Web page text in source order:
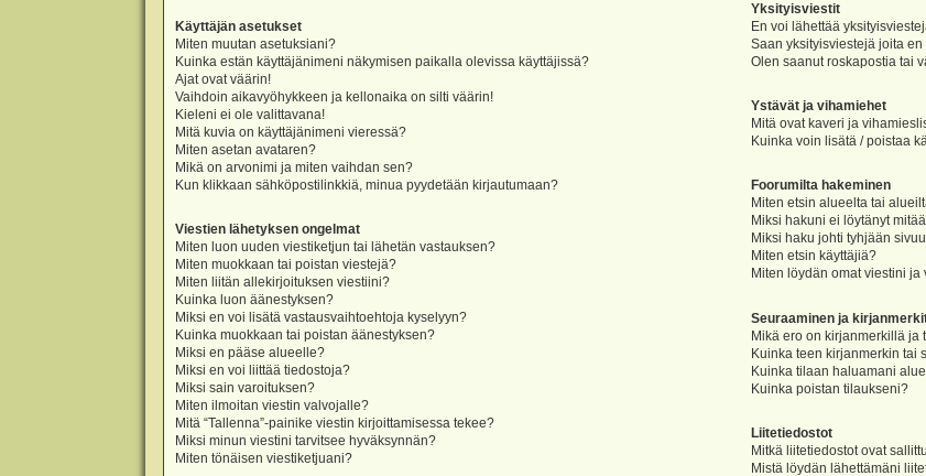
Käyttäjän asetukset
Miten muutan asetuksiani?
Kuinka estän käyttäjänimeni näkymisen paikalla olevissa käyttäjissä?
Ajat ovat väärin!
Vaihdoin aikavyöhykkeen ja kellonaika on silti väärin!
Kieleni ei ole valittavana!
Mitä kuvia on käyttäjänimeni vieressä?
Miten asetan avataren?
Mikä on arvonimi ja miten vaihdan sen?
Kun klikkaan sähköpostilinkkiä, minua pyydetään kirjautumaan?
Viestien lähetyksen ongelmat
Miten luon uuden viestiketjun tai lähetän vastauksen?
Miten muokkaan tai poistan viestejä?
Miten liitän allekirjoituksen viestiini?
Kuinka luon äänestyksen?
Miksi en voi lisätä vastausvaihtoehtoja kyselyyn?
Kuinka muokkaan tai poistan äänestyksen?
Miksi en pääse alueelle?
Miksi en voi liittää tiedostoja?
Miksi sain varoituksen?
Miten ilmoitan viestin valvojalle?
Mitä “Tallenna”-painike viestin kirjoittamisessa tekee?
Miksi minun viestini tarvitsee hyväksynnän?
Miten tönäisen viestiketjuani?
Yksityisviestit
En voi lähettää
Saan yksityisviestejä joita en
Olen saanut roskapostia tai
Ystävät ja vihamiehet
Mitä ovat kaveri ja
Kuinka voin lisätä / poistaa
Foorumilta hakeminen
Miten etsin alueelta tai
Miksi hakuni ei löytänyt
Miksi haku johti tyhjään
Miten etsin käyttäjiä?
Miten löydän omat viestini ja
Seuraaminen ja
Mikä ero on kirjanmerkillä ja
Kuinka teen kirjanmerkin tai
Kuinka tilaan haluamani
Kuinka poistan tilaukseni?
Liitetiedostot
Mitkä liitetiedostot ovat
Mistä löydän lähettämäni